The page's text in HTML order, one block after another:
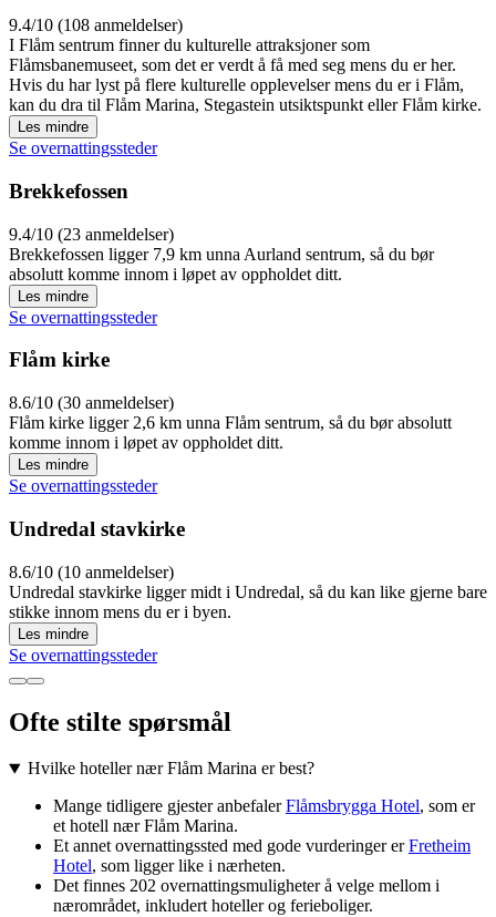
9.4/10 (108 anmeldelser)
I Flåm sentrum finner du kulturelle attraksjoner som
Flåmsbanemuseet, som det er verdt å få med seg mens du er her.
Hvis du har lyst på flere kulturelle opplevelser mens du er i Flåm,
kan du dra til Flåm Marina, Stegastein utsiktspunkt eller Flåm kirke.
Les mindre
Se overnattingssteder
Brekkefossen
9.4/10 (23 anmeldelser)
Brekkefossen ligger 7,9 km unna Aurland sentrum, så du bør
absolutt komme innom i løpet av oppholdet ditt.
Les mindre
Se overnattingssteder
Flåm kirke
8.6/10 (30 anmeldelser)
Flåm kirke ligger 2,6 km unna Flåm sentrum, så du bør absolutt
komme innom i løpet av oppholdet ditt.
Les mindre
Se overnattingssteder
Undredal stavkirke
8.6/10 (10 anmeldelser)
Undredal stavkirke ligger midt i Undredal, så du kan like gjerne bare
stikke innom mens du er i byen.
Les mindre
Se overnattingssteder
Ofte stilte spørsmål
Hvilke hoteller nær Flåm Marina er best?
Mange tidligere gjester anbefalerFlåmsbrygga Hotel, som er
et hotell nær Flåm Marina.
Et annet overnattingssted med gode vurderinger erFretheim
Hotel, som ligger like i nærheten.
Det finnes 202 overnattingsmuligheter å velge mellom i
nærområdet, inkludert hoteller og ferieboliger.